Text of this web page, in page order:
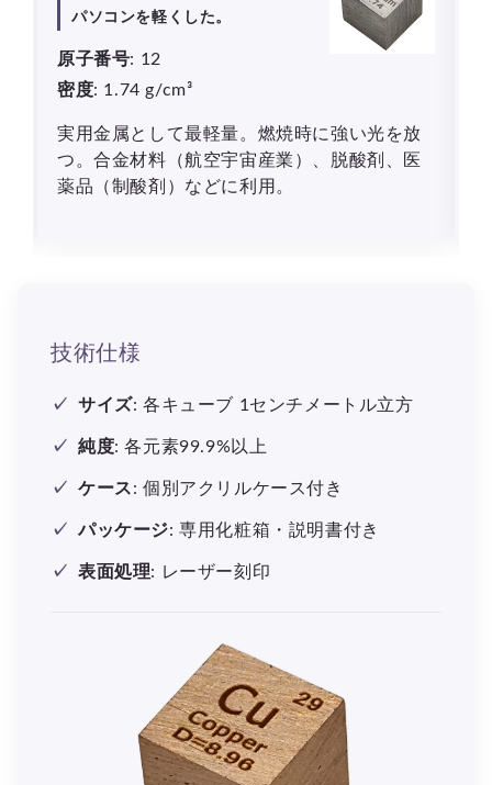
パソコンを軽くした。
原子番号: 12
密度: 1.74 g/cm³
実用金属として最軽量。燃焼時に強い光を放
つ。合金材料（航空宇宙産業）、脱酸剤、医
薬品（制酸剤）などに利用。
技術仕様
サイズ: 各キューブ 1センチメートル立方
純度: 各元素99.9%以上
ケース: 個別アクリルケース付き
パッケージ: 専用化粧箱・説明書付き
表面処理: レーザー刻印